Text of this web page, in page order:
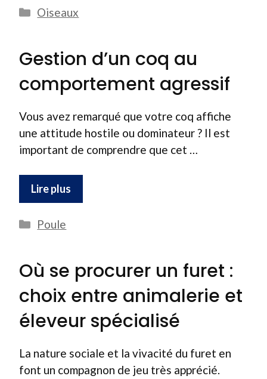
Catégories
Oiseaux
Gestion d’un coq au
comportement agressif
Vous avez remarqué que votre coq affiche
une attitude hostile ou dominateur ? Il est
important de comprendre que cet …
Lire plus
Catégories
Poule
Où se procurer un furet :
choix entre animalerie et
éleveur spécialisé
La nature sociale et la vivacité du furet en
font un compagnon de jeu très apprécié.